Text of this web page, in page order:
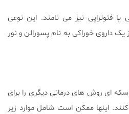
یا فتوتراپی نیز می نامند. این نوعی
یک داروی خوراکی به نام پسورالن و نور
سکه ای روش های درمانی دیگری را برای
اینها ممکن است شامل موارد زیر